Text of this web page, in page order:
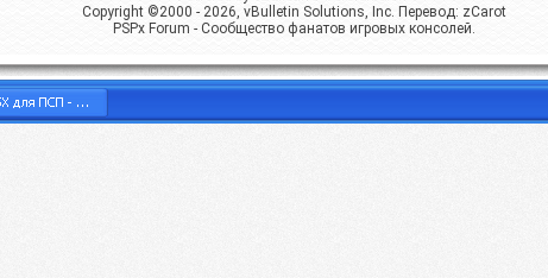
Copyright ©2000 - 2026, vBulletin Solutions, Inc. Перевод: zCarot
PSPx Forum - Сообщество фанатов игровых консолей.